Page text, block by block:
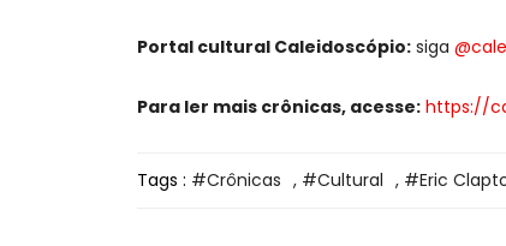
Portal cultural Caleidoscópio: siga
Para ler mais crônicas, acesse: https://
Tags : Crônicas , Cultural , Eric